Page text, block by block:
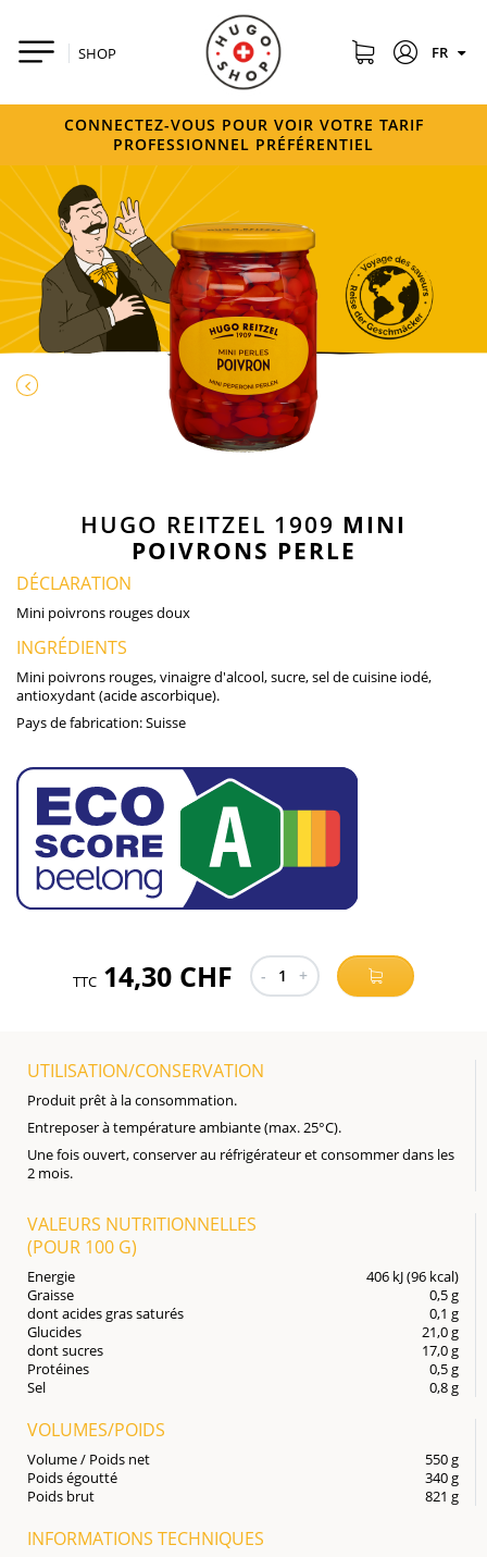
SHOP FR
CONNECTEZ-VOUS POUR VOIR VOTRE TARIF
PROFESSIONNEL PRÉFÉRENTIEL
HUGO REITZEL 1909 MINI
POIVRONS PERLE
DÉCLARATION
Mini poivrons rouges doux
INGRÉDIENTS
Mini poivrons rouges, vinaigre d'alcool, sucre, sel de cuisine iodé,
antioxydant (acide ascorbique).
Pays de fabrication:Suisse
TTC 14,30 CHF - 1 +
UTILISATION/CONSERVATION
Produit prêt à la consommation.
Entreposer à température ambiante (max. 25°C).
Une fois ouvert, conserver au réfrigérateur et consommer dans les
2 mois.
VALEURS NUTRITIONNELLES
(POUR 100 G)
Energie
406 kJ (96 kcal)
Graisse
0,5 g
dont acides gras saturés
0,1 g
Glucides
21,0 g
dont sucres
17,0 g
Protéines
0,5 g
Sel
0,8 g
VOLUMES/POIDS
Volume / Poids net
550 g
Poids égoutté
340 g
Poids brut
821 g
INFORMATIONS TECHNIQUES